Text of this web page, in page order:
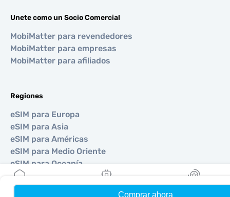
Comprar ahora
Unete como un Socio Comercial
MobiMatter para revendedores
MobiMatter para empresas
MobiMatter para afiliados
Regiones
eSIM para Europa
eSIM para Asia
eSIM para Américas
eSIM para Medio Oriente
eSIM para Oceanía
eSIM para África